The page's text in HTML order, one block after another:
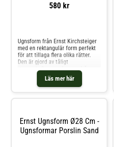
580 kr
Läs mer här
Ugnsform från Ernst Kirchsteiger
med en rektangulär form perfekt
för att tillaga flera olika rätter.
Den är gjord av tåligt
Ernst Kirchsteiger- Ugnsform med
ett tåligt stengods.- Rektangulär
form.- Finns i flera
Ugnsformar och mer Pannor &
Kokkärl hos Royal Design.
Ernst Ugnsform Ø28 Cm -
Ugnsformar Porslin Sand